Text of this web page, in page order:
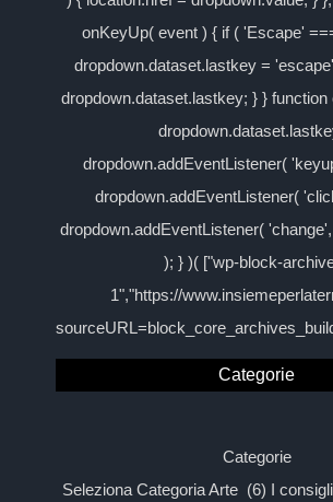
onKeyUp( event ) { if ( 'Escape'
dropdown.dataset.lastkey =
dropdown.dataset.lastkey; } } function
dropdown.addEventListener(
dropdown.addEventListener(
dropdown.addEventListener(
); } )( ["wp-block-
1","https://
Categorie
Categorie
Seleziona Categoria Arte (6) I